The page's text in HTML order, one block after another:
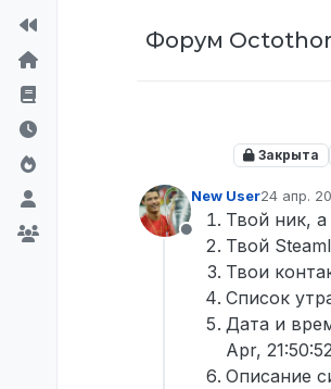
Форум
Закрыта
Не в сети
New User24 апр.
Твой ник,
Твой
Твои
Список
Дата и
Apr, 21:50:52
Описание